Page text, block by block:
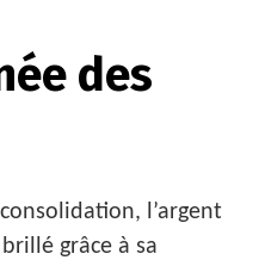
des
l’argent
grâce à sa